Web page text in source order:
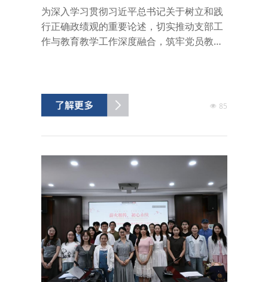
领育人实践”主题党日活动
为深入学习贯彻习近平总书记关于树立和践
行正确政绩观的重要论述，切实推动支部工
作与教育教学工作深度融合，筑牢党员教师
动。活动通过专题党课、交流研讨等形式，
引导全体党员教师坚守为党育人、为国育才
观党委委员、副院...
85